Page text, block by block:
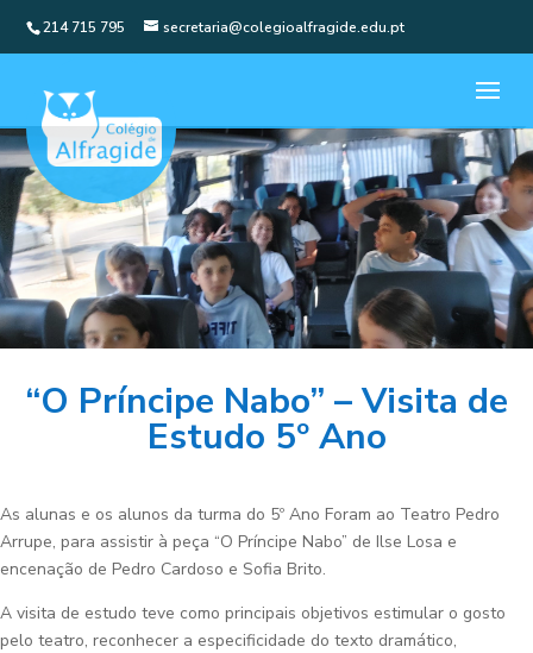
214 715 795 secretaria@colegioalfragide.edu.pt
“O Príncipe Nabo” – Visita de
Estudo 5º Ano
As alunas e os alunos da turma do 5º Ano Foram ao Teatro Pedro
Arrupe, para assistir à peça “O Príncipe Nabo” de Ilse Losa e
encenação de Pedro Cardoso e Sofia Brito.
A visita de estudo teve como principais objetivos estimular o gosto
pelo teatro, reconhecer a especificidade do texto dramático,